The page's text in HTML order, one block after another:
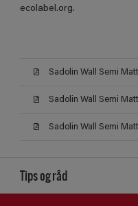
ecolabel.org.
Sadolin Wall Semi
Tips og råd